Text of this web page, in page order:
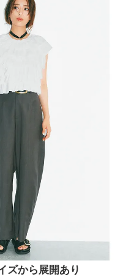
ズから展開あり